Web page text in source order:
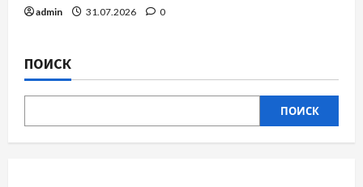
admin 31.07.2026 0
ПОИСК
ПОИСК